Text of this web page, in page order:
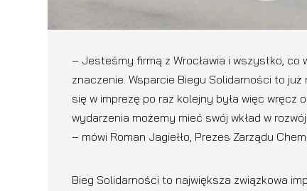
– Jesteśmy firmą z Wrocławia i wszystko,
znaczenie. Wsparcie Biegu Solidarności to
się w imprezę po raz kolejny była więc
wydarzenia możemy mieć swój wkład w
– mówi Roman Jagiełło, Prezes Zarządu
Bieg Solidarności to największa związkowa